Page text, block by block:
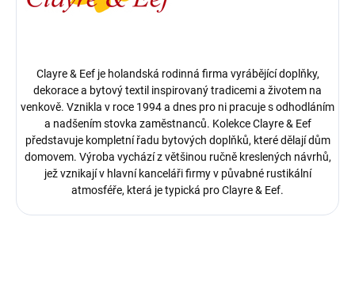
Clayre & Eef je holandská rodinná firma vyrábějící doplňky,
dekorace a bytový textil inspirovaný tradicemi a životem na
venkově. Vznikla v roce 1994 a dnes pro ni pracuje s odhodláním
a nadšením stovka zaměstnanců. Kolekce Clayre & Eef
představuje kompletní řadu bytových doplňků, které dělají dům
domovem. Výroba vychází z většinou ručně kreslených návrhů,
jež vznikají v hlavní kanceláři firmy v půvabné rustikální
atmosféře, která je typická pro Clayre & Eef.